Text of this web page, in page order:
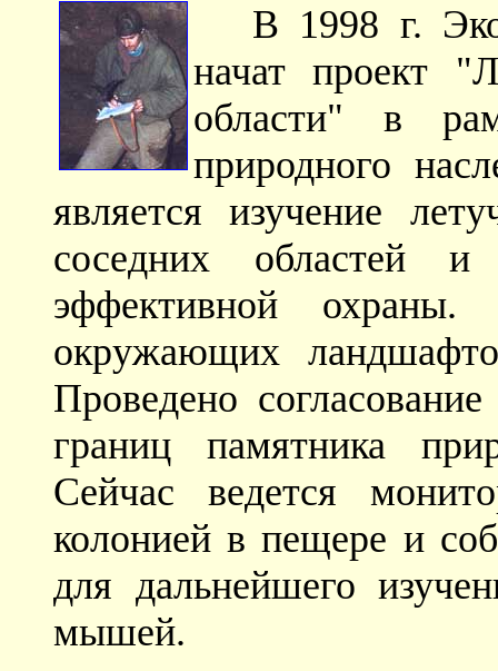
В 1998 г.
начат проект
области" в
природного
является изучение
соседних областей
эффективной
окружающих
Проведено
границ памятника
Сейчас ведется
колонией в пещере и
для дальнейшего
мышей.